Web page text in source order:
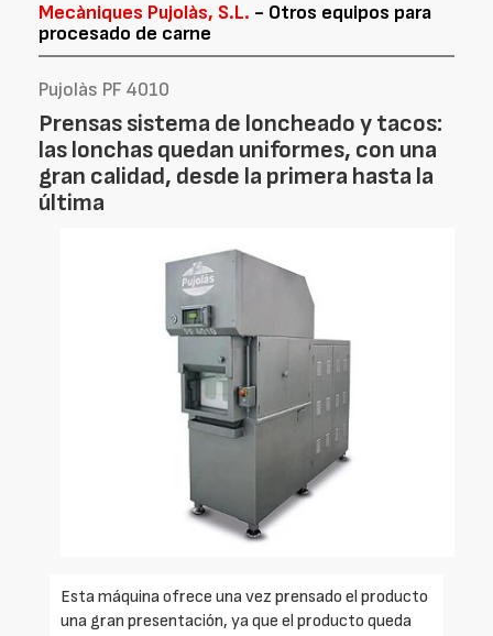
Mecàniques Pujolàs, S.L. - Otros equipos para
procesado de carne
Pujolàs PF 4010
Prensas sistema de loncheado y tacos:
las lonchas quedan uniformes, con una
gran calidad, desde la primera hasta la
última
Esta máquina ofrece una vez prensado el producto
una gran presentación, ya que el producto queda